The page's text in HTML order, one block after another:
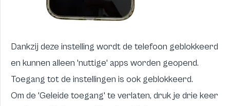
Dankzij deze instelling wordt de telefoon geblokkeerd
en kunnen alleen 'nuttige' apps worden geopend.
Toegang tot de instellingen is ook geblokkeerd.
Om de 'Geleide toegang' te verlaten, druk je drie keer